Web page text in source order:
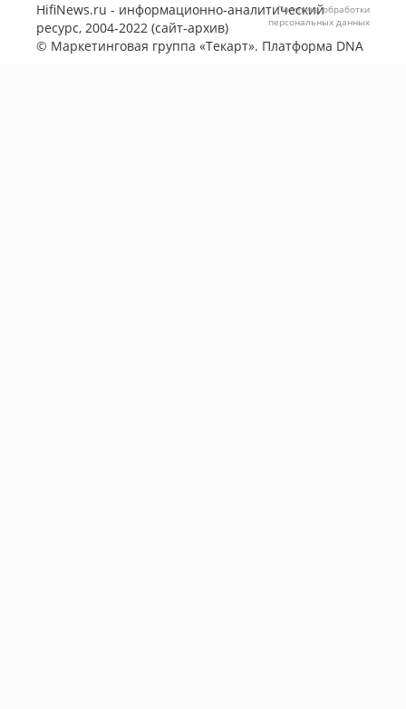
HifiNews.ru - информационно-аналитический
ресурс, 2004-2022 (сайт-архив)
© Маркетинговая группа «Текарт». Платформа DNA
Политика обработки
персональных данных